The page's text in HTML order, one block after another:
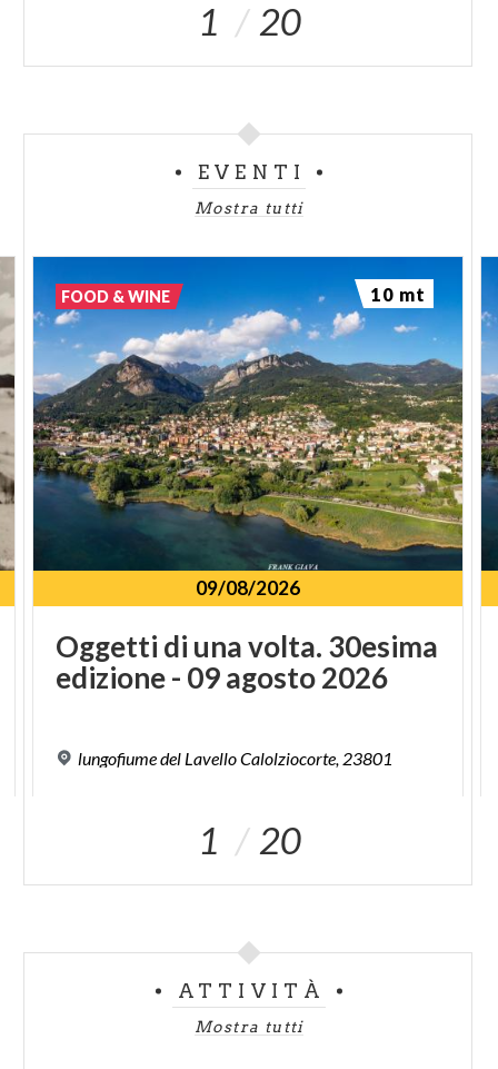
1 20
EVENTI
Mostra tutti
09/08/2026
Oggetti di unavolta. 30esima
edizione- 09agosto2026
lungofiumedel LavelloCalolziocorte, 23801
FOOD & WINE 10 mt
1 20
ATTIVITÀ
Mostra tutti